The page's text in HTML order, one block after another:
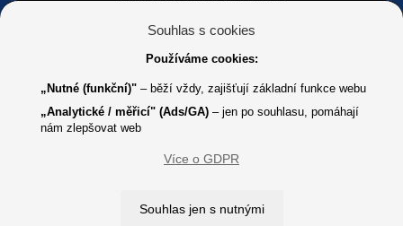
Online
Youtube SONS
K jakémukoliv užití textů a obrázků uvedených na tomto serveru je
Souhlas s cookies
Používáme cookies:
„Nutné (funkční)" – běží vždy, zajišťují základní funkce webu
„Analytické / měřicí" (Ads/GA) – jen po souhlasu, pomáhají
nám zlepšovat web
Více o GDPR
Souhlas jen s nutnými